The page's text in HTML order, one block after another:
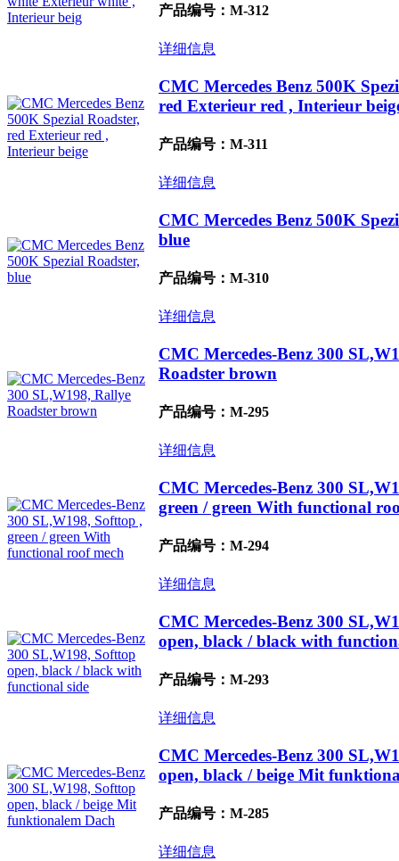
产品编号：M-312
详细信息
CMC Mercedes Benz 500K
red Exterieur red , Interieur
产品编号：M-311
详细信息
CMC Mercedes Benz 500K
blue
产品编号：M-310
详细信息
CMC Mercedes-Benz 300
Roadster brown
产品编号：M-295
详细信息
CMC Mercedes-Benz 300
green / green With functional
产品编号：M-294
详细信息
CMC Mercedes-Benz 300
open, black / black with
产品编号：M-293
详细信息
CMC Mercedes-Benz 300
open, black / beige Mit
产品编号：M-285
详细信息